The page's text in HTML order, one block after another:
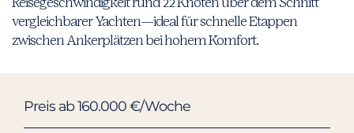
vergleichbarer Yachten—ideal für schnelle Etappen
zwischen Ankerplätzen bei hohem Komfort.
Preis ab 160.000 €/Woche